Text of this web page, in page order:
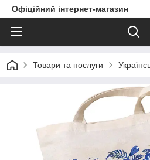
Офіційний інтернет-магазин
Товари та послуги